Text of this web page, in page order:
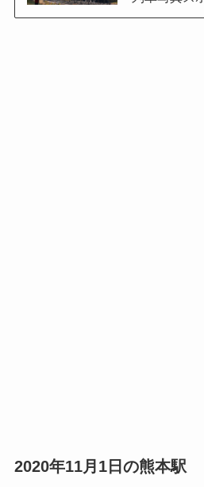
2020年11月1日の熊本駅